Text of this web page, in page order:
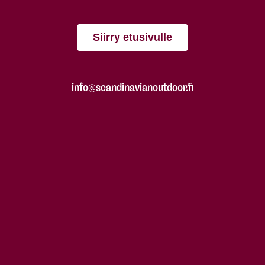
Siirry etusivulle
info@scandinavianoutdoor.fi